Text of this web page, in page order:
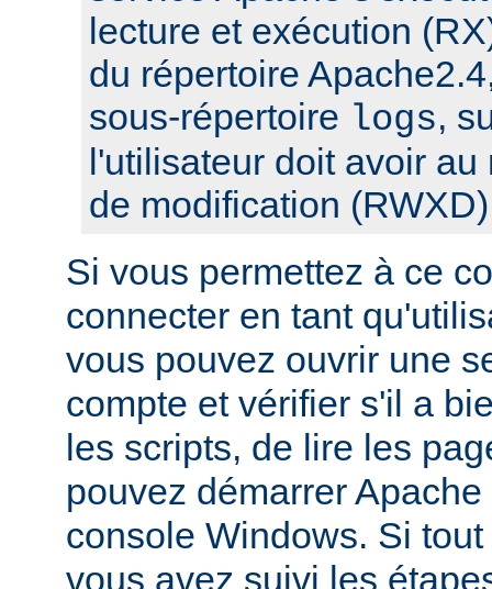
lecture et exécution
du répertoire
sous-répertoire logs,
l'utilisateur doit avoir
de modification
Si vous permettez à ce
connecter en tant
vous pouvez ouvrir une
compte et vérifier s'il a
les scripts, de lire les
pouvez démarrer
console Windows. Si
vous avez suivi les